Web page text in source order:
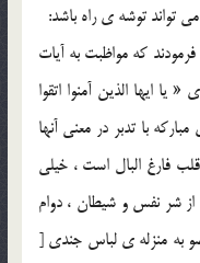
تواند توشه ي راه باشد:
که مواظبت به آيات
ايها الذين آمنوا اتقوا
با تدبر در معني آنها
فارغ البال است ، خيلي
شر نفس و شيطان ، دوام
به منزله ي لباس جندي [